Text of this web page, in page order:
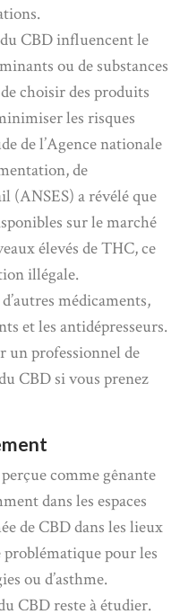
CBD influencent le
ou de substances
choisir des produits
les risques
de l’Agence nationale
de
(ANSES) a révélé que
sur le marché
élevés de THC, ce
illégale.
médicaments,
et les antidépresseurs.
un professionnel de
CBD si vous prenez
comme gênante
dans les espaces
de CBD dans les lieux
pour les
ou d’asthme.
CBD reste à étudier.